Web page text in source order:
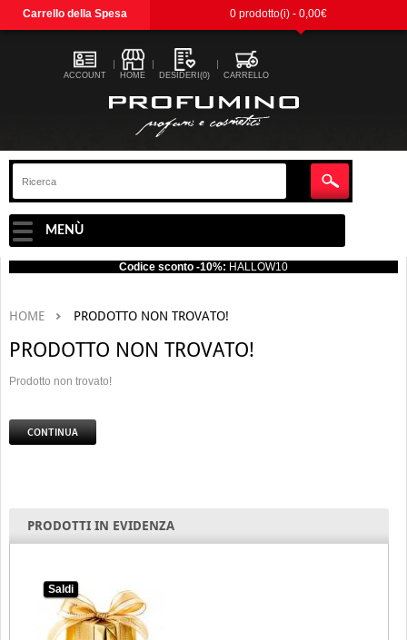
Carrello della Spesa 0 prodotto(i) - 0,00€
ACCOUNT HOME DESIDERI(0) CARRELLO
MENÙ
Codice sconto -10%: HALLOW10
HOME PRODOTTO NON TROVATO!
PRODOTTO NON TROVATO!
Prodotto non trovato!
CONTINUA
PRODOTTI IN EVIDENZA
Saldi